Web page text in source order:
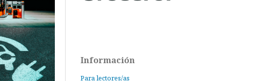
Información
Para lectores/as